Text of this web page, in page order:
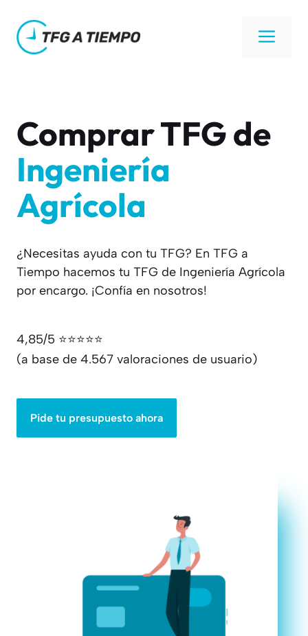
contenido
Comprar TFG de
Ingeniería
Agrícola
¿Necesitas ayuda con tu TFG? En TFG a
Tiempo hacemos tu TFG de Ingeniería Agrícola
por encargo. ¡Confía en nosotros!
4,85/5 ⭐⭐⭐⭐⭐
(a base de 4.567 valoraciones de usuario)
Pide tu presupuesto ahora